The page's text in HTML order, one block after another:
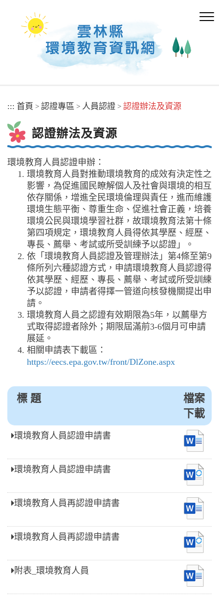
::: 首頁 > 認證專區 > 人員認證 > 認證辦法及資源
認證辦法及資源
環境教育人員認證申辦：
環境教育人員對推動環境教育的成效有決定性之
影響，為促進國民瞭解個人及社會與環境的相互
依存關係，增進全民環境倫理與責任，進而維護
環境生態平衡、尊重生命、促進社會正義，培養
環境公民與環境學習社群，故環境教育法第十條
第四項規定，環境教育人員得依其學歷、經歷、
專長、薦舉、考試或所受訓練予以認證」。
依「環境教育人員認證及管理辦法」第4條至第9
條所列六種認證方式，申請環境教育人員認證得
依其學歷、經歷、專長、薦舉、考試或所受訓練
予以認證，申請者得擇一管道向核發機關提出申
請。
環境教育人員之認證有效期限為5年，以薦舉方
式取得認證者除外；期限屆滿前3-6個月可申請
展延。
相關申請表下載區：
https://eecs.epa.gov.tw/front/DlZone.aspx
標 題
檔案
下載
環境教育人員認證申請書
環境教育人員認證申請書
環境教育人員再認證申請書
環境教育人員再認證申請書
附表_環境教育人員